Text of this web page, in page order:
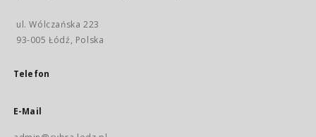
ul. Wólczańska 223
93-005 Łódź, Polska
Telefon
E-Mail